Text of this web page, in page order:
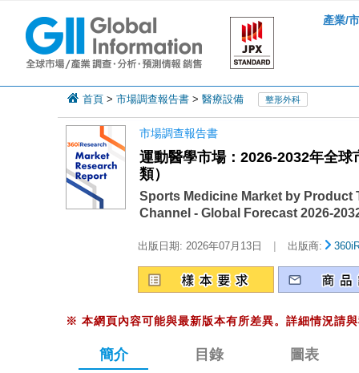
產業/
首頁 > 市場調查報告書 > 醫療設備 整形外科
市場調查報告書
運動醫學市場：2026-2032年全
類）
Sports Medicine Market by Product
Channel - Global Forecast 2026-
出版日期: 2026年07月13日 | 出版商:
※ 本網頁內容可能與最新版本有所差異。詳細情況請
簡介 目錄 圖表